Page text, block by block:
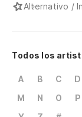
Alternativo /
Todos los
A B C D
M
N O P